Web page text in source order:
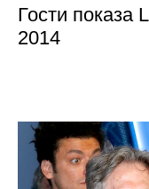
Гости показа
2014